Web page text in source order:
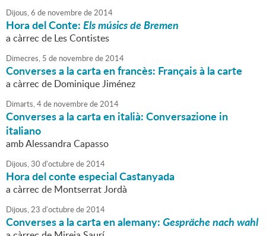
Dijous,6 de novembrede2014
Hora del Conte:Els músics de Bremen
a càrrec de Les Contistes
Dimecres, 5 de novembrede2014
Converses a la carta en francès: Français à la carte
a càrrec de Dominique Jiménez
Dimarts,4de novembrede2014
Converses a la carta en italià: Conversazione in
italiano
amb Alessandra Capasso
Dijous,30 d'octubrede2014
Hora del conte especial Castanyada
a càrrec de Montserrat Jordà
Dijous,23 d'octubrede2014
Converses a la carta en alemany:Gespräche nach wahl